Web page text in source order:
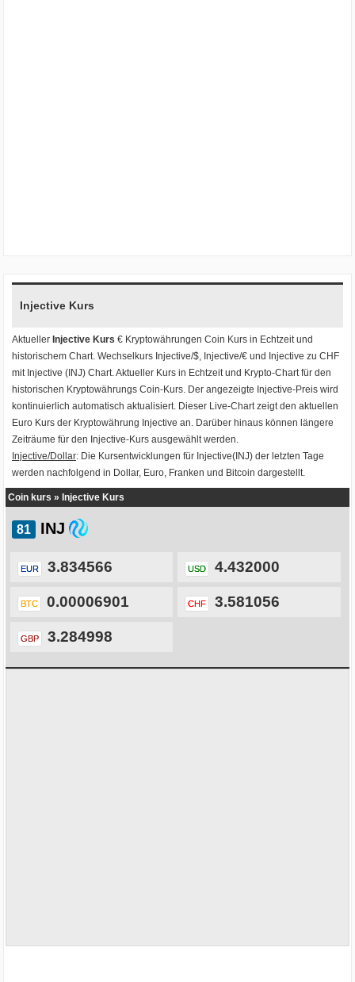
Injective Kurs
Aktueller Injective Kurs € Kryptowährungen Coin Kurs in Echtzeit und
historischem Chart. Wechselkurs Injective/$, Injective/€ und Injective zu CHF
mit Injective (INJ) Chart. Aktueller Kurs in Echtzeit und Krypto-Chart für den
historischen Kryptowährungs Coin-Kurs. Der angezeigte Injective-Preis wird
kontinuierlich automatisch aktualisiert. Dieser Live-Chart zeigt den aktuellen
Euro Kurs der Kryptowährung Injective an. Darüber hinaus können längere
Zeiträume für den Injective-Kurs ausgewählt werden.
Injective/Dollar: Die Kursentwicklungen für Injective(INJ) der letzten Tage
werden nachfolgend in Dollar, Euro, Franken und Bitcoin dargestellt.
Coin kurs » Injective Kurs
INJ
EUR 3.834566 USD 4.432000
BTC 0.00006901 CHF 3.581056
GBP 3.284998